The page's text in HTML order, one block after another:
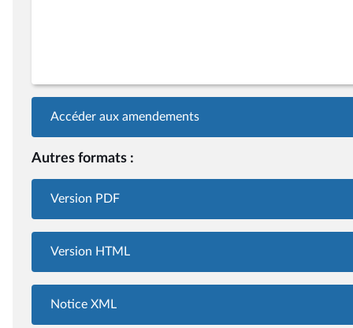
Accéder aux amendements
Autres formats :
Version PDF
Version HTML
Notice XML